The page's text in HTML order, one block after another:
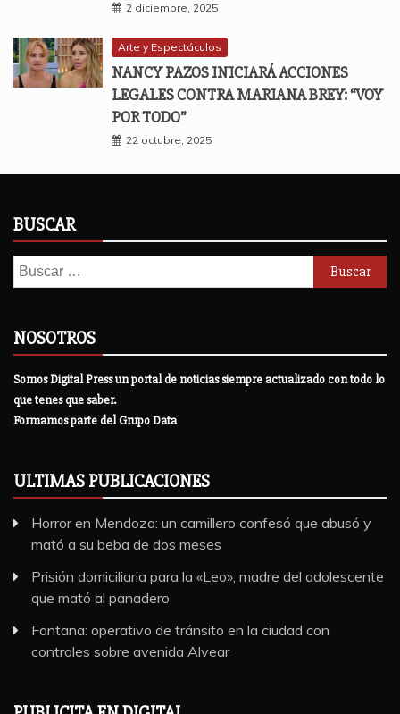
2 diciembre, 2025
Arte y Espectáculos
NANCY PAZOS INICIARÁ ACCIONES
LEGALES CONTRA MARIANA BREY: “VOY
POR TODO”
22 octubre, 2025
BUSCAR
Buscar:
NOSOTROS
Somos Digital Press un portal de noticias siempre actualizado con todo lo
que tenes que saber.
Formamos parte del Grupo Data
ULTIMAS PUBLICACIONES
Horror en Mendoza: un camillero confesó que abusó y
mató a su beba de dos meses
Prisión domiciliaria para la «Leo», madre del adolescente
que mató al panadero
Fontana: operativo de tránsito en la ciudad con
controles sobre avenida Alvear